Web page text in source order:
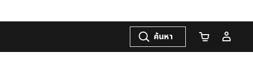
ค้นหา จำนวนรถเข็น